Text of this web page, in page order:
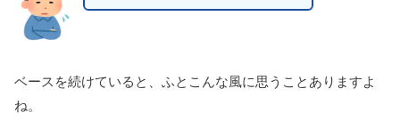
ベースを続けていると、ふとこんな風に思うことありますよ
ね。